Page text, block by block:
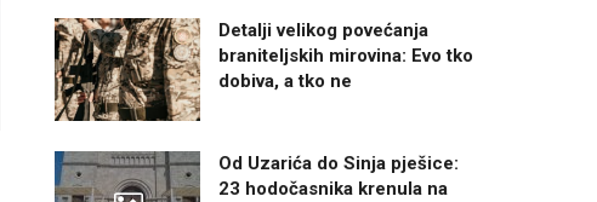
Detalji velikog povećanja
braniteljskih mirovina: Evo tko
dobiva, a tko ne
Od Uzarića do Sinja pješice:
23 hodočasnika krenula na